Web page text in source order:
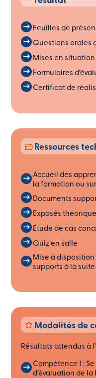
Feuilles de
Questions orales
Mises en situation
Formulaires
Certificat de
Ressources
Accueil des
la formation ou
Documents
Exposés
Etude de cas
Quiz en salle
Mise à
supports à la
Modalités de
Résultats attendus à
Compétence 1 :
d’évaluation de la